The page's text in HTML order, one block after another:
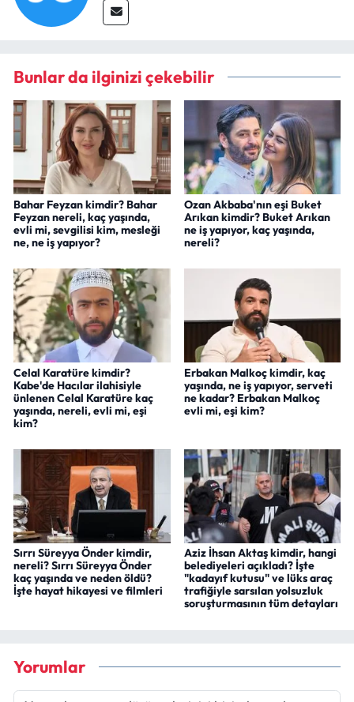
Bunlar da ilginizi çekebilir
Bahar Feyzan kimdir? Bahar
Feyzan nereli, kaç yaşında,
evli mi, sevgilisi kim, mesleği
ne, ne iş yapıyor?
Ozan Akbaba'nın eşi Buket
Arıkan kimdir? Buket Arıkan
ne iş yapıyor, kaç yaşında,
nereli?
Celal Karatüre kimdir?
Kabe'de Hacılar ilahisiyle
ünlenen Celal Karatüre kaç
yaşında, nereli, evli mi, eşi
kim?
Erbakan Malkoç kimdir, kaç
yaşında, ne iş yapıyor, serveti
ne kadar? Erbakan Malkoç
evli mi, eşi kim?
Sırrı Süreyya Önder kimdir,
nereli? Sırrı Süreyya Önder
kaç yaşında ve neden öldü?
İşte hayat hikayesi ve filmleri
Aziz İhsan Aktaş kimdir, hangi
belediyeleri açıkladı? İşte
"kadayıf kutusu" ve lüks araç
trafiğiyle sarsılan yolsuzluk
soruşturmasının tüm detayları
Yorumlar